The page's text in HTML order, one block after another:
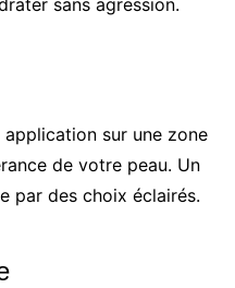
sans agression.
sur une zone
de votre peau. Un
par des choix éclairés.